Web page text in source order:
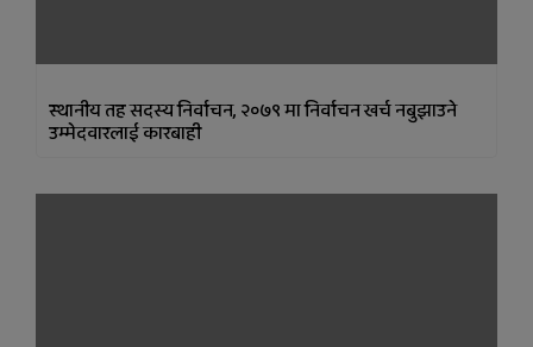
स्थानीय तह सदस्य निर्वाचन, २०७९ मा निर्वाचन खर्च नबुझाउने
उम्मेदवारलाई कारबाही